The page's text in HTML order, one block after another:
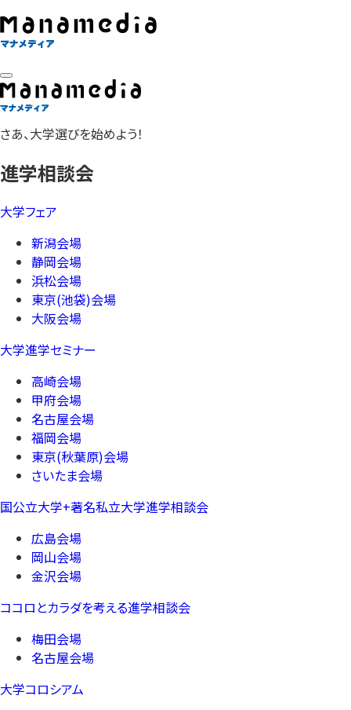
さあ、大学選びを始めよう！
進学相談会
大学フェア
新潟会場
静岡会場
浜松会場
東京(池袋)会場
大阪会場
大学進学セミナー
高崎会場
甲府会場
名古屋会場
福岡会場
東京(秋葉原)会場
さいたま会場
国公立大学+著名私立大学進学相談会
広島会場
岡山会場
金沢会場
ココロとカラダを考える進学相談会
梅田会場
名古屋会場
大学コロシアム